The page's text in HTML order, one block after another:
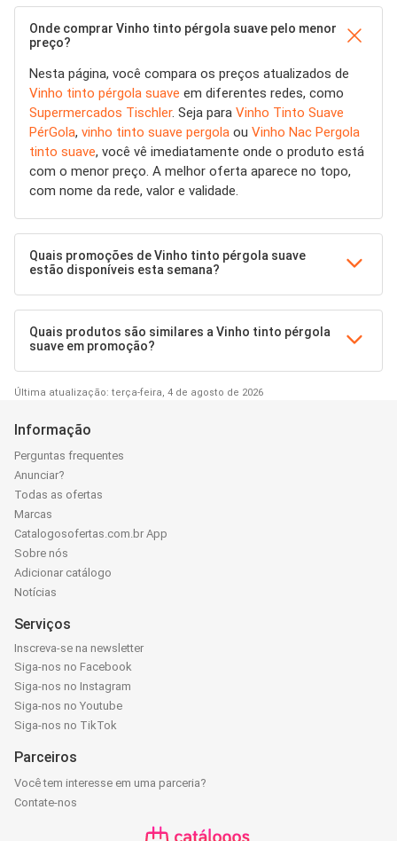
Onde comprar Vinho tinto pérgola suave pelo menor
preço?
Nesta página, você compara os preços atualizados de
Vinho tinto pérgola suave em diferentes redes, como
Supermercados Tischler. Seja para Vinho Tinto Suave
PérGola, vinho tinto suave pergola ou Vinho Nac Pergola
tinto suave, você vê imediatamente onde o produto está
com o menor preço. A melhor oferta aparece no topo,
com nome da rede, valor e validade.
Quais promoções de Vinho tinto pérgola suave
estão disponíveis esta semana?
Quais produtos são similares a Vinho tinto pérgola
suave em promoção?
Última atualização: terça-feira, 4 de agosto de 2026
Informação
Perguntas frequentes
Anunciar?
Todas as ofertas
Marcas
Catalogosofertas.com.br App
Sobre nós
Adicionar catálogo
Notícias
Serviços
Inscreva-se na newsletter
Siga-nos no Facebook
Siga-nos no Instagram
Siga-nos no Youtube
Siga-nos no TikTok
Parceiros
Você tem interesse em uma parceria?
Contate-nos